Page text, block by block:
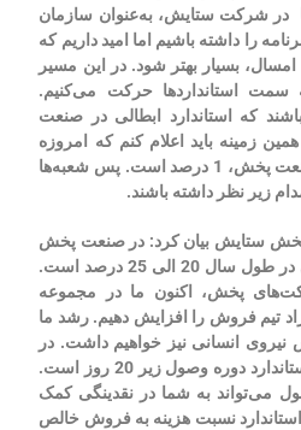
در شرکت ستایش، به‌عنوان سازمان
را داشته باشیم اما امید داریم که
بسیار بهتر شود. در این مسیر
استانداردها حرکت می‌کنیم.
که استاندارد ابطالی در صنعت
در همین زمینه باید اعلام کنم که امروزه
استاندارد مرجوعی کالا در صنعت پخش، 1 درصد است. پس شعبه‌ها
زیر نظر داشته باشند.
ستایش بیان کرد: در صنعت پخش
ریزش استاندارد منابع انسانی در طول سال 20 الی 25 درصد است.
پخش، اکنون ما در مجموعه
تیم فروش را افزایش دهیم. رشد ما
نیروی انسانی نیز خواهیم داشت. در
مورد دوره وصول نیز بدانید استاندارد دوره وصول زیر 20 روز است.
می‌تواند به شما در نقدینگی کمک
نسبت هزینه به فروش خالص